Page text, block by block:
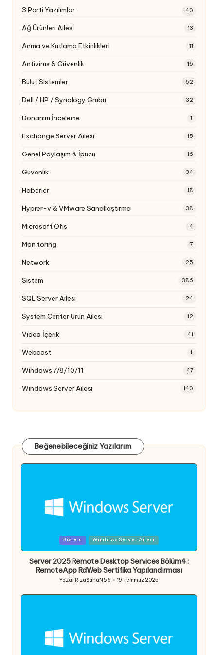
3.Parti Yazılımlar 40
Ağ Ürünleri Ailesi 13
Anma ve Kutlama Etkinlikleri 11
Antivirus & Güvenlik 15
Bulut Sistemler 52
Dell / HP / Synology Grubu 32
Donanım İnceleme 1
Exchange Server Ailesi 15
Genel Paylaşım & İpucu 16
Güvenlik 34
Haberler 18
Hyprer-v & VMware Sanallaştırma 38
Microsoft Ofis 4
Monitoring 7
Network 25
Sistem 386
SQL Server Ailesi 24
System Center Ürün Ailesi 12
Video İçerik 41
Webcast 1
Windows 7/8/10/11 47
Windows Server Ailesi 140
Beğenebileceğiniz Yazılarım
in
Sistem Windows Server Ailesi
Server 2025 Remote Desktop Services Bölüm4 :
RemoteApp RdWeb Sertifika Yapılandırması
Posted
Yazar RizaSahaN66 19 Temmuz 2025